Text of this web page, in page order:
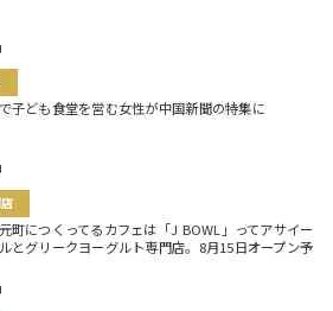
子ども食堂を営む女性が中国新聞の特集に
町につくってるカフェは「J BOWL」ってアサイー
とグリークヨーグルト専門店。8月15日オープン予